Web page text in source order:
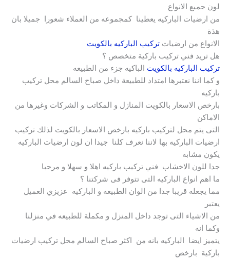
لون جميع الانواع
من ارضيات الباركيه يعطينا كمجموعه من العملاء شعورا جميلا بان
هذة
الانواع من ارضيات تركيب الباركيه بالكويت
هل تريد فني تركيب باركية متخصص ؟
تركيب الباركيه بالكويت الباكيه جزء من الطبيعه
و كما اننا نعتبرها امتداد للطبيعة داخل صباح السالم محل تركيب
باركيه
بارخص الاسعار بالكويت المنازل و المكاتب و الشركات وغيرها من
الاماكن
التى يتم محل لتركيب باركيه بارخص الاسعار بالكويت لذلك تركيب
ارضيات الباركيه بها لاننا نعرف كلنا جيدا ان لون ارضيات الباركيه
يكون مشابه
جدا للون الاخشاب فني تركيب باركيه اهلا و سهلا و مرحبا
ما اهم انواع الباركيه التى تتوفر فى شركتنا ؟
مما يجعله قريبا جدا من الوان الطبيعه و الباركيه عزيزي العميل
يعتبر
من الاشياء التى توجد داخل المنزل و مكملة للطبيعه في منزلنا
وكما انه
يتميز ايضا الباركيه بانه من اكثر صباح السالم محل تركيب ارضيات
باركية بارخص